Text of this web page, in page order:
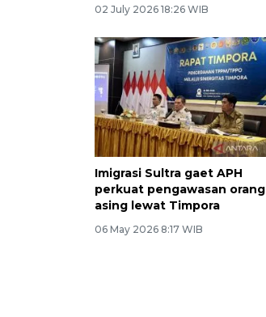
02 July 2026 18:26 WIB
Imigrasi Sultra gaet APH
perkuat pengawasan orang
asing lewat Timpora
06 May 2026 8:17 WIB